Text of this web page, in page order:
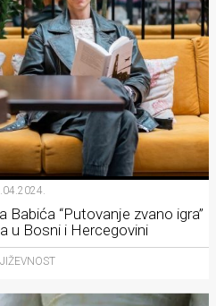
Babića “Putovanje zvano igra”
u Bosni i Hercegovini